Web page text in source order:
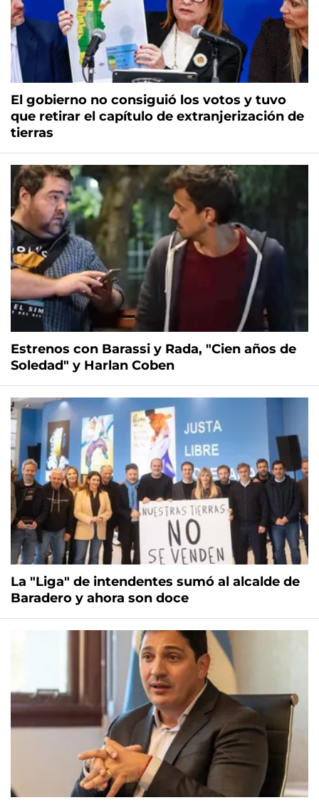
El gobierno no consiguió los votos y tuvo
que retirar el capítulo de extranjerización de
tierras
Estrenos con Barassi y Rada, "Cien años de
Soledad" y Harlan Coben
La "Liga" de intendentes sumó al alcalde de
Baradero y ahora son doce